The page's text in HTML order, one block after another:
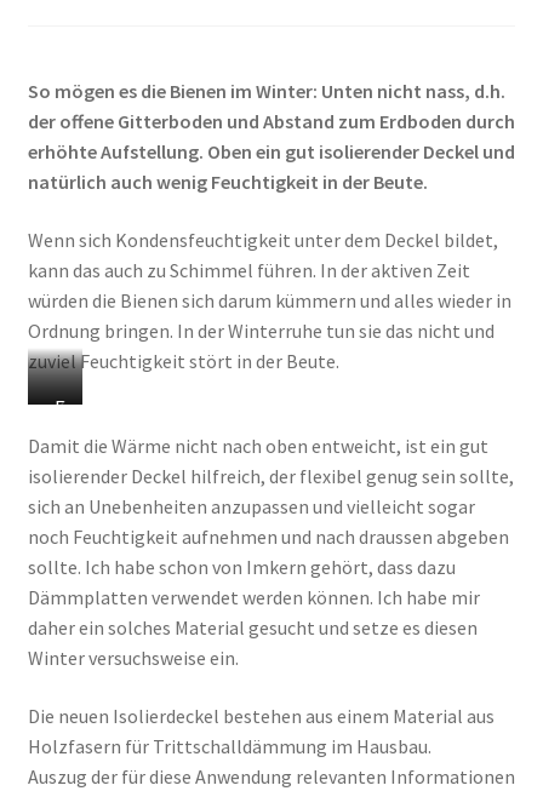
So mögen es die Bienen im Winter: Unten nicht nass, d.h.
der offene Gitterboden und Abstand zum Erdboden durch
erhöhte Aufstellung. Oben ein gut isolierender Deckel und
natürlich auch wenig Feuchtigkeit in der Beute.
Wenn sich Kondensfeuchtigkeit unter dem Deckel bildet,
kann das auch zu Schimmel führen. In der aktiven Zeit
würden die Bienen sich darum kümmern und alles wieder in
Ordnung bringen. In der Winterruhe tun sie das nicht und
zuviel Feuchtigkeit stört in der Beute.
K
n
e
n
e
c
h
t
F
u
h
t
e
k
e
l
Damit die Wärme nicht nach oben entweicht, ist ein gut
isolierender Deckel hilfreich, der flexibel genug sein sollte,
sich an Unebenheiten anzupassen und vielleicht sogar
noch Feuchtigkeit aufnehmen und nach draussen abgeben
sollte. Ich habe schon von Imkern gehört, dass dazu
Dämmplatten verwendet werden können. Ich habe mir
daher ein solches Material gesucht und setze es diesen
Winter versuchsweise ein.
Die neuen Isolierdeckel bestehen aus einem Material aus
Holzfasern für Trittschalldämmung im Hausbau.
Auszug der für diese Anwendung relevanten Informationen